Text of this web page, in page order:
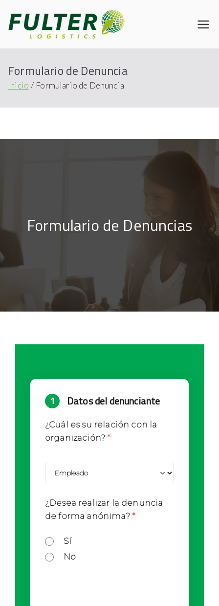
Connecting the World
Formulario de Denuncia
Inicio Formulario de Denuncia
Formulario de Denuncias
1 Datos del denunciante
¿Cuál es su relación con la
organización?
¿Desea realizar la denuncia
de forma anónima?
Sí
No